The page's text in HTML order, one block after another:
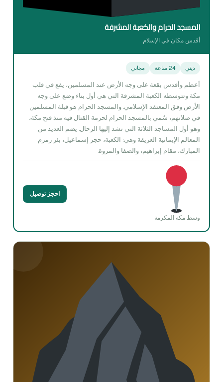
المسجد الحرام والكعبة المشرفة
أقدس مكان في الإسلام
ديني 24 ساعة مجاني
أعظم وأقدس بقعة على وجه الأرض عند المسلمين، يقع في قلب
مكة وتتوسطه الكعبة المشرفة التي هي أول بناء وضع على وجه
الأرض وفق المعتقد الإسلامي. والمسجد الحرام هو قبلة المسلمين
في صلاتهم، سُمي بالمسجد الحرام لحرمة القتال فيه منذ فتح مكة،
وهو أول المساجد الثلاثة التي تشد إليها الرحال. يضم العديد من
المعالم الإيمانية العريقة وهي: الكعبة، حجر إسماعيل، بئر زمزم
المبارك، مقام إبراهيم، والصفا والمروة.
وسط مكة المكرمة
احجز توصيل